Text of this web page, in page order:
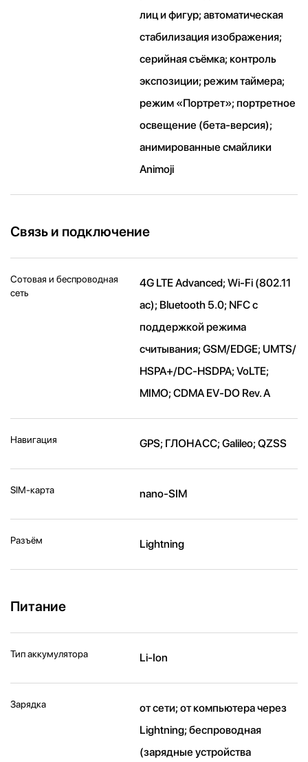
лиц и фигур; автоматическая
стабилизация изображения;
серийная съëмка; контроль
экспозиции; режим таймера;
режим «Портрет»; портретное
освещение (бета-версия);
анимированные смайлики
Animoji
Связь и подключение
Сотовая и беспроводная
сеть
4G LTE Advanced; Wi-Fi (802.11​
ac); Bluetooth 5.0; NFC с
поддержкой режима
считывания; GSM/EDGE; UMTS/​
HSPA+/​DC-HSDPA; VoLTE;
MIMO; CDMA EV-DO Rev. A
Навигация GPS; ГЛОНАСС; Galileo; QZSS
SIM-карта nano-SIM
Разъём Lightning
Питание
Тип аккумулятора Li-Ion
Зарядка
от сети; от компьютера через
Lightning; беспроводная
(зарядные устройства